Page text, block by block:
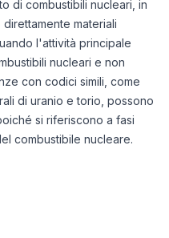
di combustibili nucleari, in
materiali
l'attività principale
nucleari e non
con codici simili, come
di uranio e torio, possono
si riferiscono a fasi
combustibile nucleare.